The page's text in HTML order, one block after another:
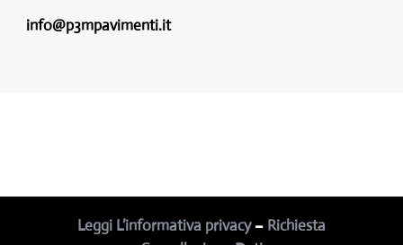
info@p3mpavimenti.it
Leggi L’informativa privacy– Richiesta